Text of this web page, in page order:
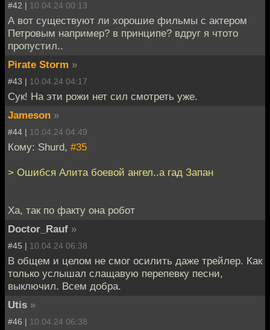
#42 | 10.04.24 00:13
А вот существуют ли хорошие фильмы с актером
Петровым например? в принципе? вдруг я чтото
пропустил..
Pirate Storm »
#43 | 10.04.24 04:17
Сук! На эти рожи нет сил смотреть уже.
Jameson »
#44 | 10.04.24 04:49
Кому: Shurd, #35
> Ошибся Алита боевой ангел..а гад Запан
Ха, так по факту она робот
Doctor_Rauf »
#45 | 10.04.24 06:38
В общем и целом не смог осилить даже трейлер. Как
только услышал слащавую перепевку песни,
выключил. Всем добра.
Utis »
#46 | 10.04.24 06:38